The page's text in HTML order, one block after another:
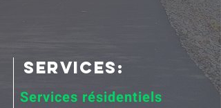
Services:
Services résidentiels